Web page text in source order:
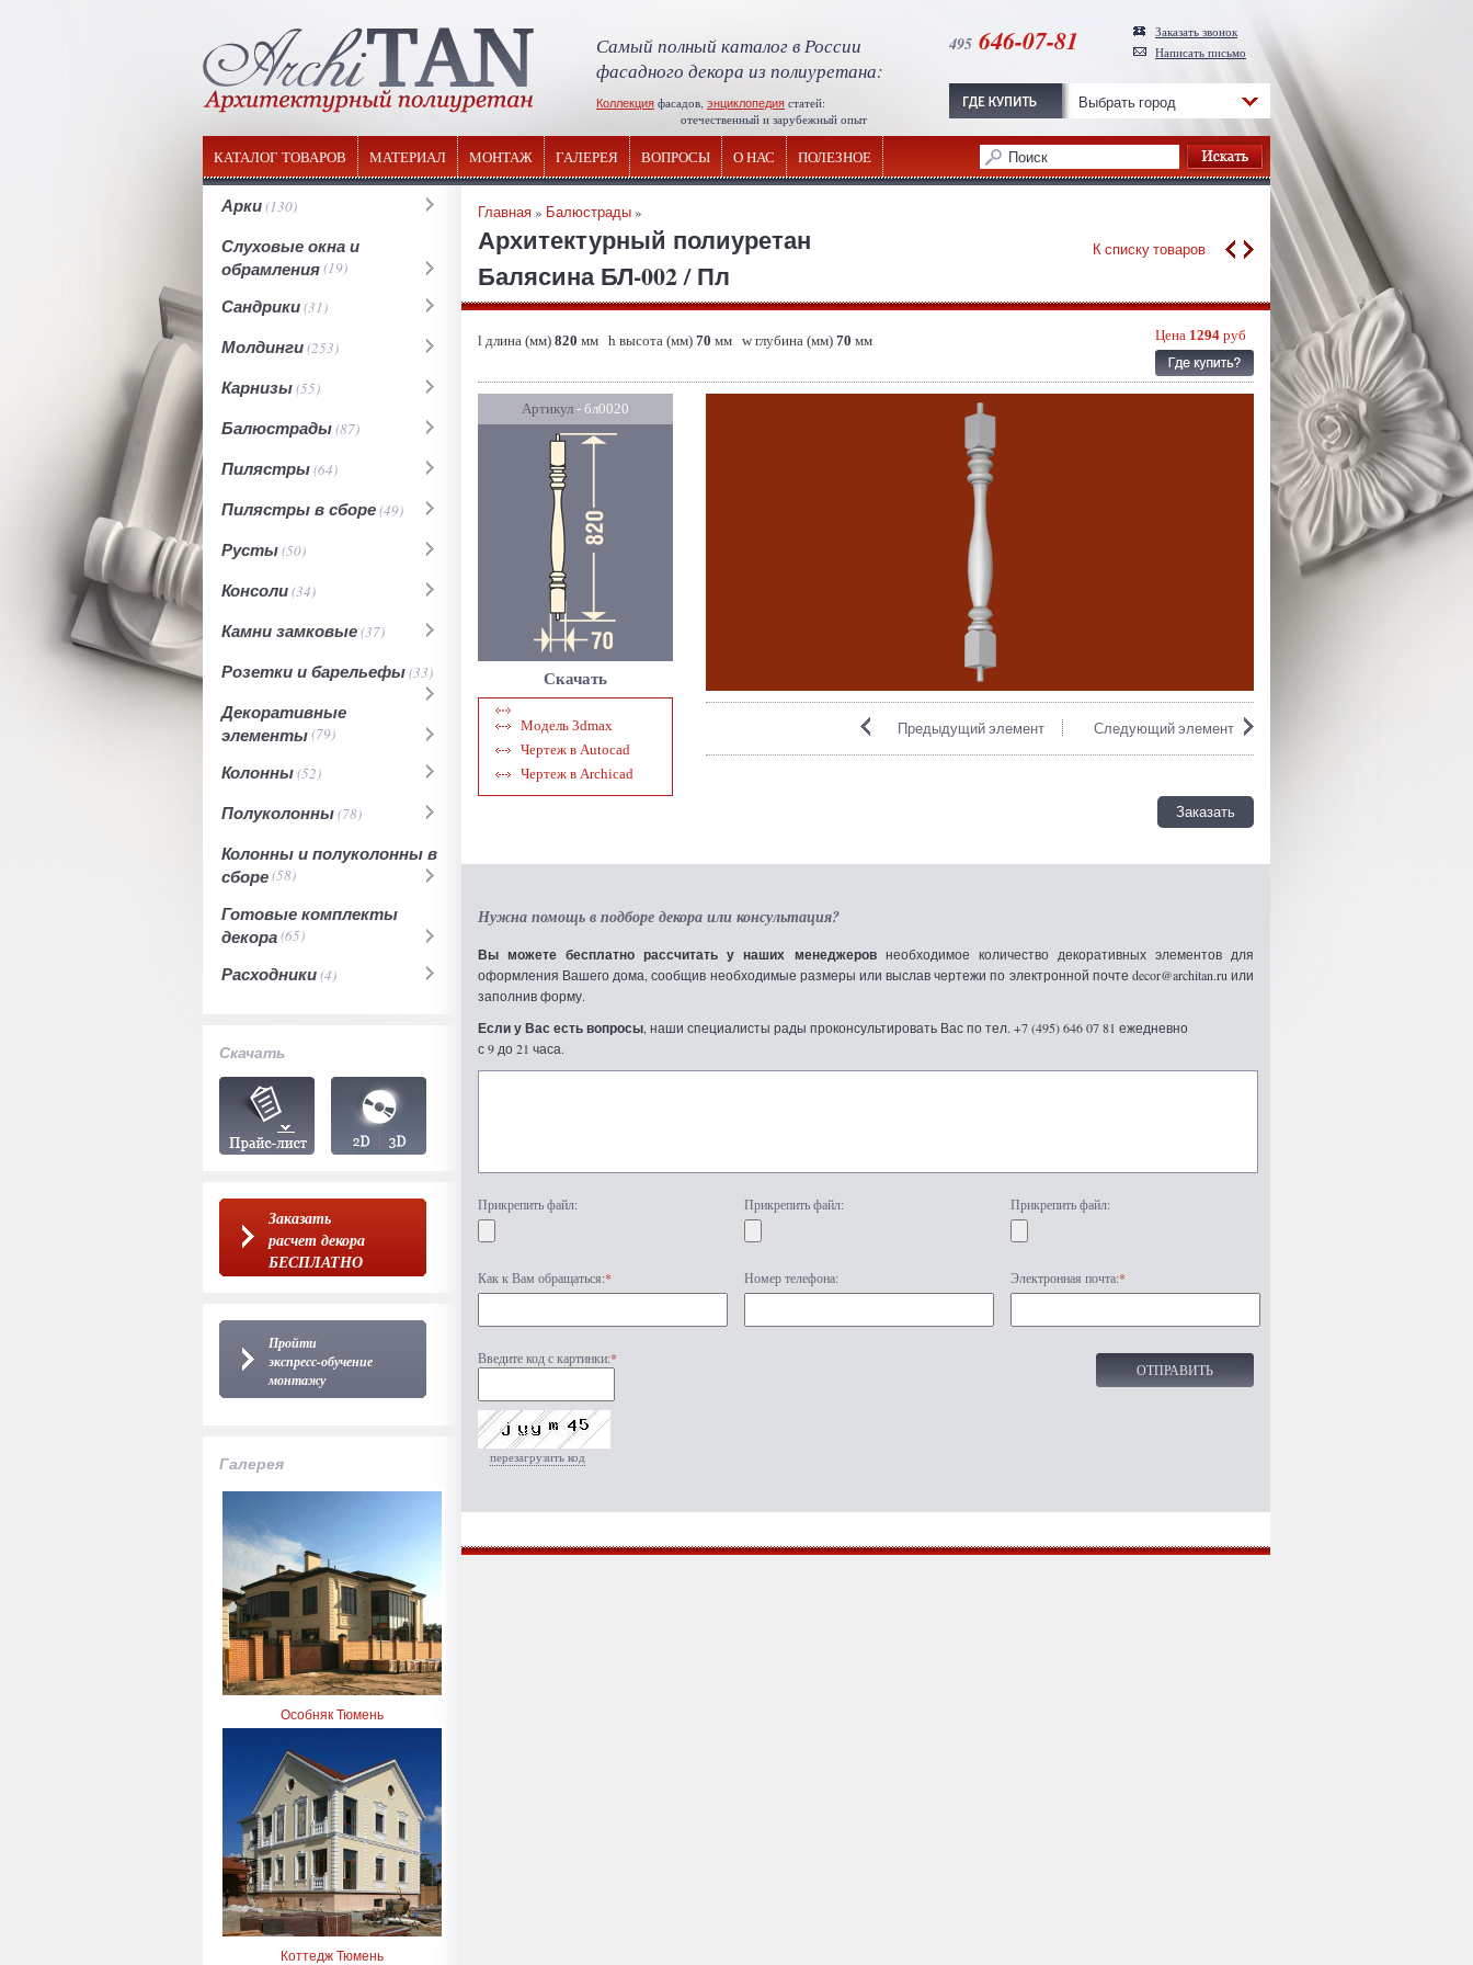
Самый полный каталог в России
фасадного декора из полиуретана:
Коллекция фасадов, энциклопедия статей:
отечественный и зарубежный опыт
495 646-07-81
Заказать звонок
Написать письмо
Выбрать город
КАТАЛОГ ТОВАРОВ МАТЕРИАЛ МОНТАЖ ГАЛЕРЕЯ ВОПРОСЫ О НАС ПОЛЕЗНОЕ
Арки(130)
Слуховые окна и
обрамления(19)
Сандрики(31)
Молдинги(253)
Карнизы(55)
Балюстрады(87)
Пилястры(64)
Пилястры в сборе(49)
Русты(50)
Консоли(34)
Камни замковые(37)
Розетки и барельефы(33)
Декоративные
элементы(79)
Колонны(52)
Полуколонны(78)
Колонны и полуколонны в
сборе(58)
Готовые комплекты
декора(65)
Расходники(4)
Скачать
Заказать
расчет декора
БЕСПЛАТНО
Пройти
экспресс-обучение
монтажу
Галерея
Особняк Тюмень
Коттедж Тюмень
Главная» Балюстрады»
Архитектурный полиуретан
Балясина БЛ-002 / Пл
К списку товаров
l длина (мм) 820 мм h высота (мм) 70 мм w глубина (мм) 70 мм Цена 1294 руб
Артикул - бл0020
Скачать
Модель 3dmax
Чертеж в Autocad
Чертеж в Archicad
Следующий элемент
Предыдущий элемент
Заказать
Нужна помощь в подборе декора или консультация?
Вы можете бесплатно рассчитать у наших менеджеровнеобходимое количество декоративных элементов для
оформления Вашего дома, сообщив необходимые размеры или выслав чертежи по электронной почте decor@architan.ru или
заполнив форму.
Если у Вас есть вопросы , наши специалисты рады проконсультировать Вас по тел. +7 (495) 646 07 81 ежедневно
с 9 до 21 часа.
Прикрепить файл: Прикрепить файл: Прикрепить файл:
Как к Вам обращаться:* Номер телефона: Электронная почта:*
Введите код с картинки:*
перезагрузить код